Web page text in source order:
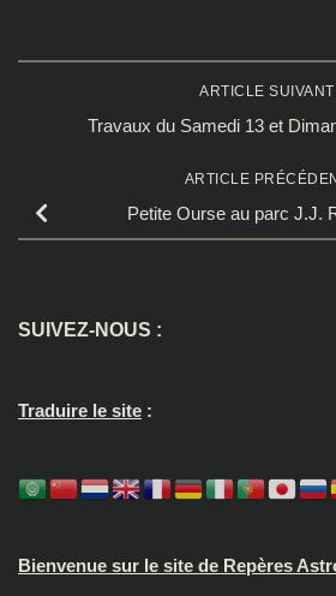
ARTICLE SUIVANT
Travaux du Samedi 13 et
ARTICLE
Petite Ourse au parc J.J.
SUIVEZ-NOUS :
Traduire le site :
Bienvenue sur le site de Repères